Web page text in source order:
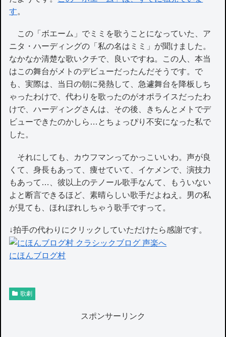
す。
この「ボエーム」でミミを歌うことになっていた、ア
ニタ・ハーディングの「私の名はミミ」が聞けました。
なかなか清楚な歌いクチで、良いですね。この人、本当
はこの舞台がメトのデビューだったんだそうです。で
も、実際は、当日の朝に発熱して、急遽舞台を降板しち
ゃったわけで、代わりを歌ったのがオポライスだったわ
けで、ハーディングさんは、その後、きちんとメトでデ
ビューできたのかしら…とちょっぴり不安になった私で
した。
それにしても、カウフマンってかっこいいわ。声が良
くて、身長もあって、痩せていて、イケメンで、演技力
もあって…、彼以上のテノール歌手なんて、もういない
よと断言できるほど、素晴らしい歌手だよねえ。男の私
が見ても、ほれぼれしちゃう歌手ですって。
↓拍手の代わりにクリックしていただけたら感謝です。
にほんブログ村
歌劇
スポンサーリンク